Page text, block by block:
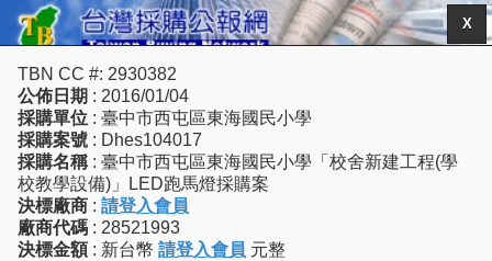
X
TBN CC #: 2930382
公佈日期 : 2016/01/04
採購單位 : 臺中市西屯區東海國民小學
採購案號 : Dhes104017
採購名稱 : 臺中市西屯區東海國民小學「校舍新建工程(學
校教學設備)」LED跑馬燈採購案
決標廠商 : 請登入會員
廠商代碼 : 28521993
決標金額 : 新台幣 請登入會員 元整